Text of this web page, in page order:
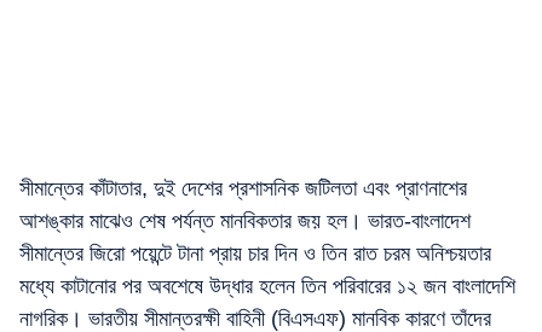
সীমান্তের কাঁটাতার, দুই দেশের প্রশাসনিক জটিলতা এবং প্রাণনাশের
আশঙ্কার মাঝেও শেষ পর্যন্ত মানবিকতার জয় হল। ভারত-বাংলাদেশ
সীমান্তের জিরো পয়েন্টে টানা প্রায় চার দিন ও তিন রাত চরম অনিশ্চয়তার
মধ্যে কাটানোর পর অবশেষে উদ্ধার হলেন তিন পরিবারের ১২ জন বাংলাদেশি
নাগরিক। ভারতীয় সীমান্তরক্ষী বাহিনী (বিএসএফ) মানবিক কারণে তাঁদের